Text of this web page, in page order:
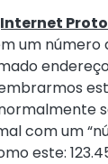
um número
com um
este: